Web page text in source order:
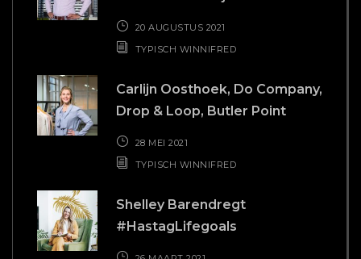
20 AUGUSTUS 2021
TYPISCH WINNIFRED
Carlijn Oosthoek, Do Company,
Drop & Loop, Butler Point
28 MEI 2021
TYPISCH WINNIFRED
Shelley Barendregt
#HastagLifegoals